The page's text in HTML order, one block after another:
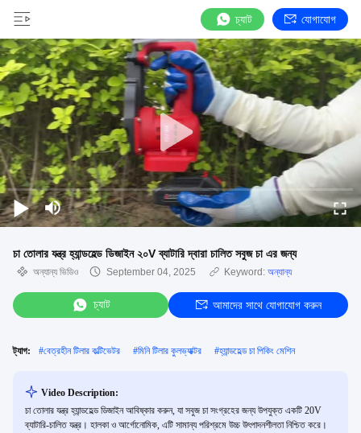
চ্যাট যোগাযোগ
চা তোলার যন্ত্র হ্যান্ডহেল্ড ডিজাইন ২০V ব্যাটারি দ্বারা চালিত সবুজ চা এর জন্য
অন্যান্য ভিডিও September 04, 2025 Keyword: অন্যান্য
চ্যাট আমাদের সাথে যোগাযোগ করুন
ট্যাগ: #বেত্রহীন টিলার কল্টিভেটর #মিনি টিলার কুলভ্যাক্টর #হ্যান্ডহেল্ড চা পিকিং মেশিন
Video Description:
চা তোলার যন্ত্র হ্যান্ডহেল্ড ডিজাইন আবিষ্কার করুন, যা সবুজ চা সংগ্রহের জন্য উপযুক্ত একটি 20V
ব্যাটারি-চালিত যন্ত্র। হালকা ও আর্গোনোমিক, এটি সামান্য পরিশ্রমে উচ্চ উৎপাদনশীলতা নিশ্চিত করে।